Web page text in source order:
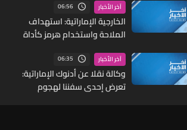
آخر الأخبار 06:56
الخارجية الإماراتية: استهداف
الملاحة واستخدام هرمز كأداة
من قبل الحرس الثوري
آخر الأخبار 06:35
وكالة نقلا عن أدنوك الإماراتية:
تعرض إحدى سفننا لهجوم